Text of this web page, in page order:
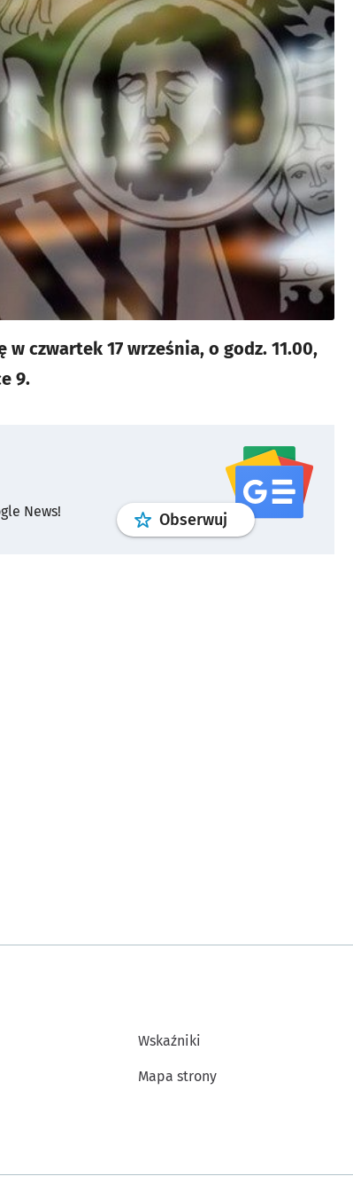
czwartek 17 września, o godz. 11.00,
9.
News!
Obserwuj profilgoogle news
Wskaźniki
Mapa strony